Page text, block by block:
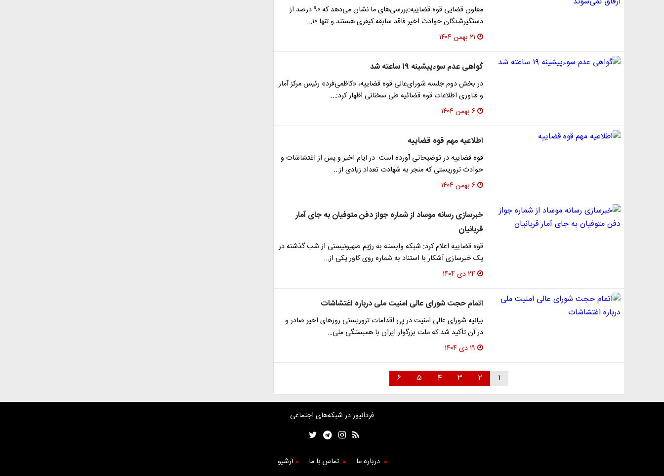
معاون قضایی قوه قضاییه:بررسی‌های ما نشان می‌دهد که ۹۰ درصد از
دستگیرشدگان حوادث اخیر فاقد سابقه کیفری هستند و تنها ۱۰…
۲۱ بهمن ۱۴۰۴
گواهی عدم سوءپیشینه ۱۹ ساعته شد
در بخش دوم جلسه شورای‌عالی قوه قضاییه، «کاظمی‌فرد» رئیس مرکز آمار
و فناوری اطلاعات قوه قضائیه طی سخنانی اظهار کرد:…
۶ بهمن ۱۴۰۴
اطلاعیه مهم قوه قضاییه
قوه قضاییه در توضیحاتی آورده است: در ایام اخیر و پس از اغتشاشات و
حوادث تروریستی که منجر به شهادت تعداد زیادی از…
۶ بهمن ۱۴۰۴
خبرسازی رسانه موساد از شماره جواز دفن متوفیان به جای آمار
قربانیان
قوه قضاییه اعلام کرد: شبکه وابسته به رژیم صهیونیستی از شب گذشته در
یک خبرسازی آشکار با استناد به شماره روی کاور یکی از…
۲۴ دی ۱۴۰۴
اتمام حجت شورای عالی امنیت ملی درباره اغتشاشات
بیانیه شورای عالی امنیت در پی اقدامات تروریستی روزهای اخیر صادر و
در آن تأکید شد که ملت بزرگوار ایران با همبستگی ملی…
۱۹ دی ۱۴۰۴
۱ ۲ ۳ ۴ ۵ ۶
فردانیوز در شبکه‌های اجتماعی
درباره ما تماس با ما آرشیو